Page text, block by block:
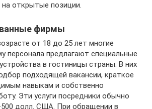
открытые позиции.
фирмы
от 18 до 25 лет многие
персонала предлагают специальные
в гостиницы страны. В них
подходящей вакансии, краткое
навыкам и собственно
Эти услуги посредники обычно
долл. США. При обращении в